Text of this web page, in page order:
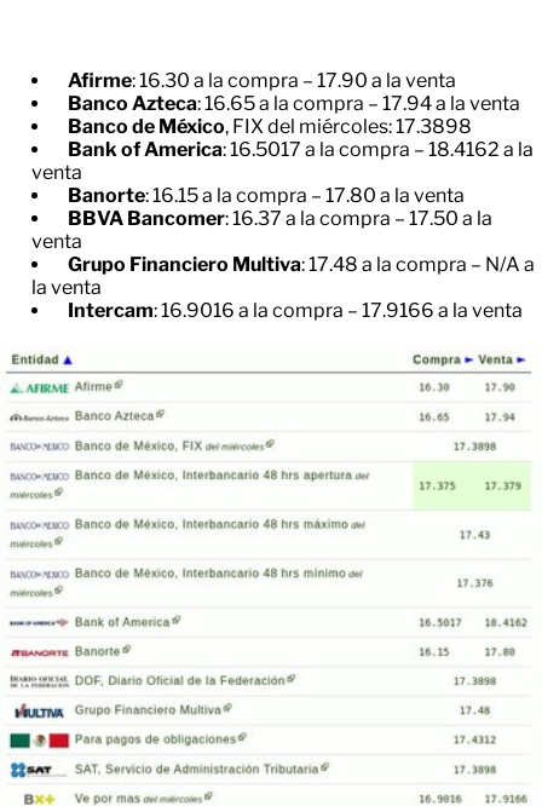
Afirme: 16.30 a la compra – 17.90 a la venta
Banco Azteca: 16.65 a la compra – 17.94 a la venta
Banco de México, FIX del miércoles: 17.3898
Bank of America: 16.5017 a la compra – 18.4162 a la
venta
Banorte: 16.15 a la compra – 17.80 a la venta
BBVA Bancomer: 16.37 a la compra – 17.50 a la
venta
Grupo Financiero Multiva: 17.48 a la compra – N/A a
la venta
Intercam: 16.9016 a la compra – 17.9166 a la venta